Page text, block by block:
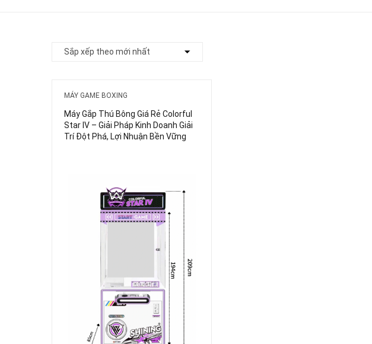
MÁY GAME BOXING
Máy Gắp Thú Bông Giá Rẻ Colorful
Star IV – Giải Pháp Kinh Doanh Giải
Trí Đột Phá, Lợi Nhuận Bền Vững